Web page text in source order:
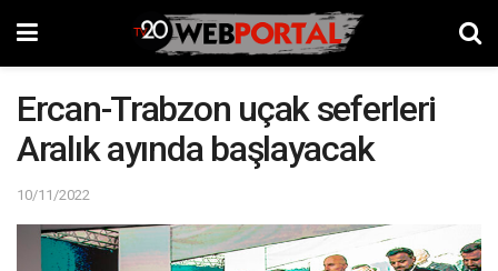
Ercan-Trabzon uçak seferleri
Aralık ayında başlayacak
10/11/2022